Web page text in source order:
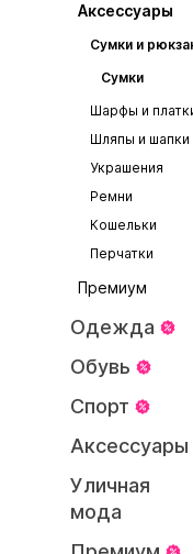
Аксессуары
Сумки и
Сумки
Шарфы и
Шляпы и шапки
Украшения
Ремни
Кошельки
Перчатки
Премиум
Одежда
Обувь
Спорт
Аксессуары
Уличная
мода